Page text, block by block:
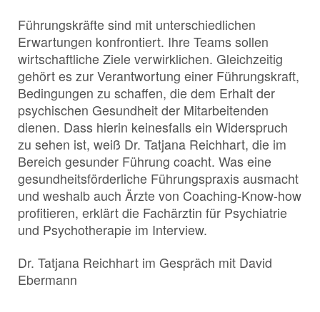
Führungskräfte sind mit unterschiedlichen
Erwartungen konfrontiert. Ihre Teams sollen
wirtschaftliche Ziele verwirklichen. Gleichzeitig
gehört es zur Verantwortung einer Führungskraft,
Bedingungen zu schaffen, die dem Erhalt der
psychischen Gesundheit der Mitarbeitenden
dienen. Dass hierin keinesfalls ein Widerspruch
zu sehen ist, weiß Dr. Tatjana Reichhart, die im
Bereich gesunder Führung coacht. Was eine
gesundheitsförderliche Führungspraxis ausmacht
und weshalb auch Ärzte von Coaching-Know-how
profitieren, erklärt die Fachärztin für Psychiatrie
und Psychotherapie im Interview.
Dr. Tatjana Reichhart im Gespräch mit David
Ebermann